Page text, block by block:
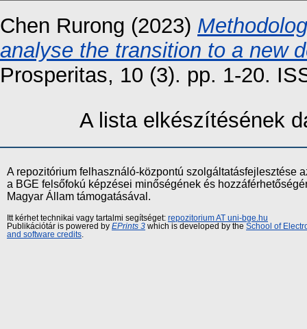
Chen Rurong (2023)
analyse the transition to a new
Prosperitas, 10 (3). pp. 1-20.
A lista elkészítésének
A repozitórium felhasználó-központú szolgáltatásfejlesztése
a BGE felsőfokú képzései minőségének és
Magyar Állam támogatásával.
Itt kérhet technikai vagy tartalmi segítséget: repozitorium AT uni-bge.hu
Publikációtár is powered by EPrints 3 which is developed by the School of
and software credits